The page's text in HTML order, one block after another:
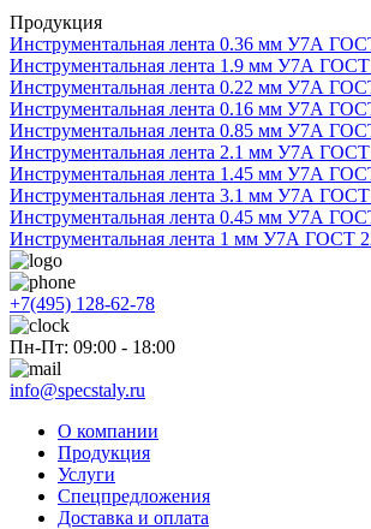
Продукция
Инструментальная лента 0.36 мм У7А
Инструментальная лента 1.9 мм У7А ГОСТ
Инструментальная лента 0.22 мм У7А
Инструментальная лента 0.16 мм У7А
Инструментальная лента 0.85 мм У7А
Инструментальная лента 2.1 мм У7А ГОСТ
Инструментальная лента 1.45 мм У7А
Инструментальная лента 3.1 мм У7А ГОСТ
Инструментальная лента 0.45 мм У7А
Инструментальная лента 1 мм У7А ГОСТ
+7(495) 128-62-78
Пн-Пт: 09:00 - 18:00
info@specstaly.ru
О компании
Продукция
Услуги
Спецпредложения
Доставка и оплата